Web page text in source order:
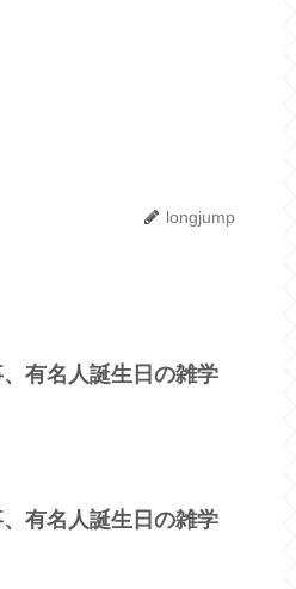
longjump
有名人誕生日の雑学
有名人誕生日の雑学